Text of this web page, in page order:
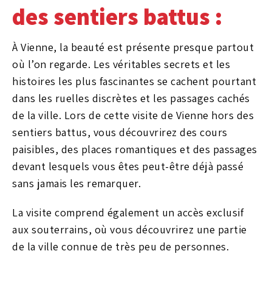
des sentiers battus :
À Vienne, la beauté est présente presque partout
où l’on regarde. Les véritables secrets et les
histoires les plus fascinantes se cachent pourtant
dans les ruelles discrètes et les passages cachés
de la ville. Lors de cette visite de Vienne hors des
sentiers battus, vous découvrirez des cours
paisibles, des places romantiques et des passages
devant lesquels vous êtes peut-être déjà passé
sans jamais les remarquer.
La visite comprend également un accès exclusif
aux souterrains, où vous découvrirez une partie
de la ville connue de très peu de personnes.